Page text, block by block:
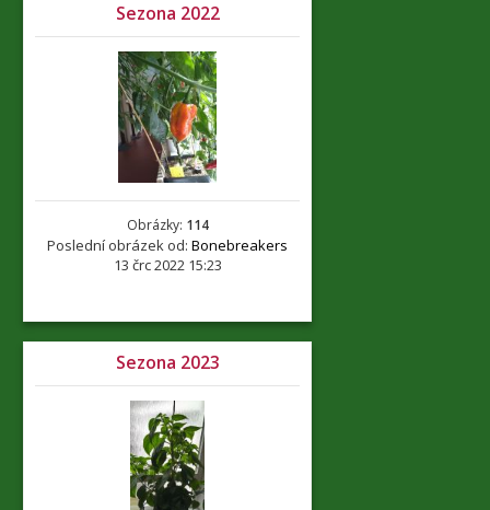
Sezona 2022
Obrázky: 114
Poslední obrázek od: Bonebreakers
13 črc 2022 15:23
Sezona 2023